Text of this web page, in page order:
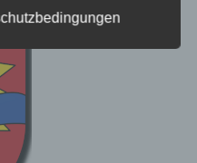
Person (im
Person") beziehen.
direkt oder indirekt,
zu einer
zu einer
zu einem oder
Merkmalen, die